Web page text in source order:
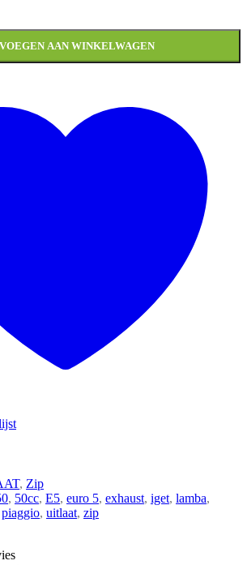
AAN WINKELWAGEN
, Zip
, 50cc, E5, euro 5, exhaust, iget, lamba,
piaggio, uitlaat, zip